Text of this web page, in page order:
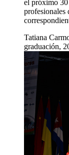
el próximo
profesionales
Tatiana
graduación,